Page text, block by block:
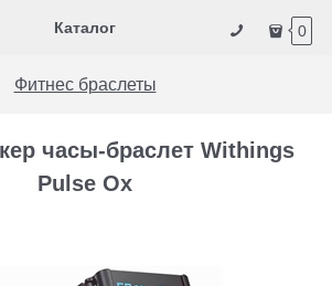
Каталог 0
Фитнес браслеты
часы-браслет Withings
Pulse Ox